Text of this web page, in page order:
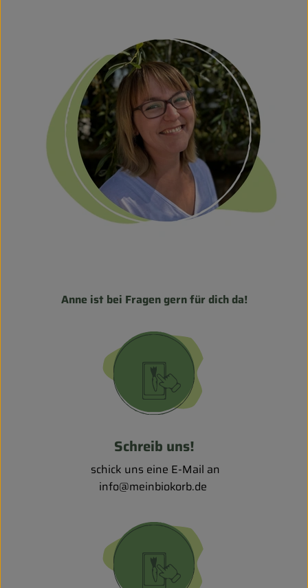
Anne ist bei Fragen gern für dich da!
Schreib uns!
schick uns eine E-Mail an
info@meinbiokorb.de